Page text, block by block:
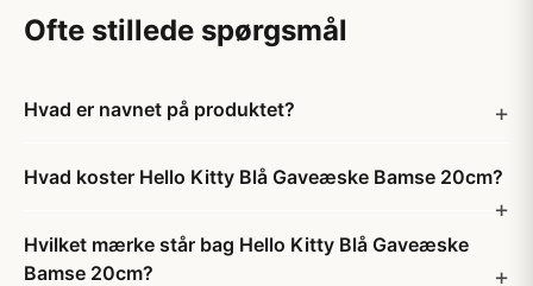
Ofte stillede spørgsmål
Hvad er navnet på produktet?
Hvad koster Hello Kitty Blå Gaveæske Bamse 20cm?
Hvilket mærke står bag Hello Kitty Blå Gaveæske
Bamse 20cm?